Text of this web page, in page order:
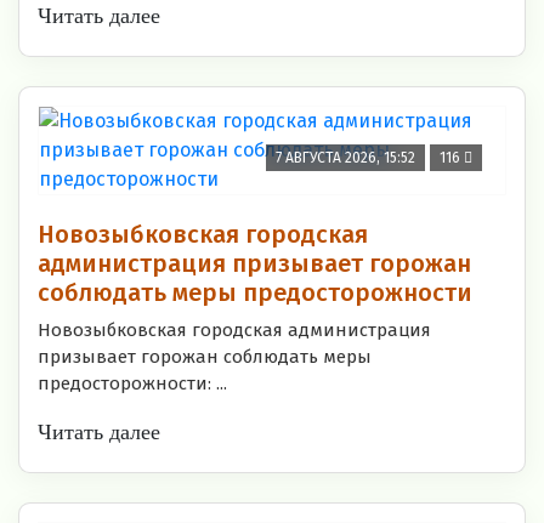
Читать далее
7 АВГУСТА 2026, 15:52 116
Новозыбковская городская
администрация призывает горожан
соблюдать меры предосторожности
Новозыбковская городская администрация
призывает горожан соблюдать меры
предосторожности: ...
Читать далее